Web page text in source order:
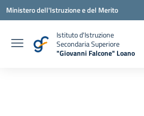
Vai ai contenuti
Vai al menu di navigazione
Vai al footer
Ministero dell'Istruzione e del Merito
Istituto d'Istruzione
Secondaria Superiore
"Giovanni Falcone" Loano